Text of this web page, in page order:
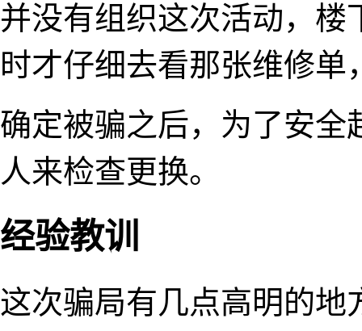
并没有组织这次活动，
时才仔细去看那张维修
确定被骗之后，为了安全
人来检查更换。
经验教训
这次骗局有几点高明的